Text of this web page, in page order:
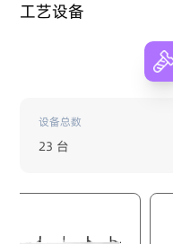
工艺设备
设备总数
23 台